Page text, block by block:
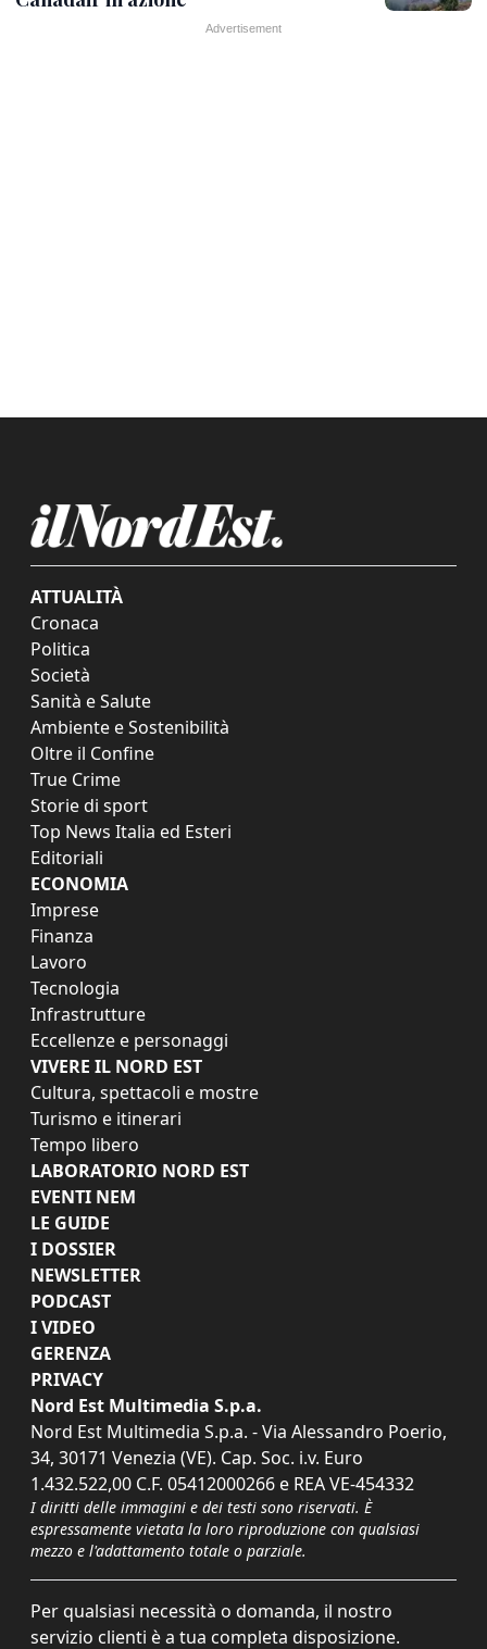
ATTUALITÀ
Cronaca
Politica
Società
Sanità e Salute
Ambiente e Sostenibilità
Oltre il Confine
True Crime
Storie di sport
Top News Italia ed Esteri
Editoriali
ECONOMIA
Imprese
Finanza
Lavoro
Tecnologia
Infrastrutture
Eccellenze e personaggi
VIVERE IL NORD EST
Cultura, spettacoli e mostre
Turismo e itinerari
Tempo libero
LABORATORIO NORD EST
EVENTI NEM
LE GUIDE
I DOSSIER
NEWSLETTER
PODCAST
I VIDEO
GERENZA
PRIVACY
Nord Est Multimedia S.p.a.
Nord Est Multimedia S.p.a. - Via Alessandro Poerio,
34, 30171 Venezia (VE). Cap. Soc. i.v. Euro
1.432.522,00 C.F. 05412000266 e REA VE-454332
I diritti delle immagini e dei testi sono riservati. È
espressamente vietata la loro riproduzione con qualsiasi
mezzo e l'adattamento totale o parziale.
Per qualsiasi necessità o domanda, il nostro
servizio clienti è a tua completa disposizione.